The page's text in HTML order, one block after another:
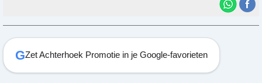
GZet Achterhoek Promotie in je Google-favorieten